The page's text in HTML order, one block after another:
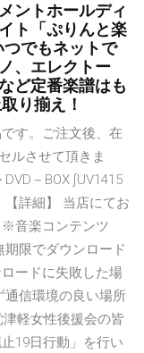
ントホールディ
ト「ぷりんと楽
でもネットで
、エレクトー
ど定番楽譜はも
り揃え！
す。ご注文後、在
ルさせて頂きま
－BOX ∫UV1415
詳細】 当店にてお
音楽コンテンツ
限でダウンロード
ードに失敗した場
通信環境の良い場所
軽女性後援会の皆
19日行動」を行い